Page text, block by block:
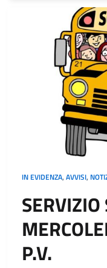
IN EVIDENZA, AVVISI,
SERVIZIO
P.V.